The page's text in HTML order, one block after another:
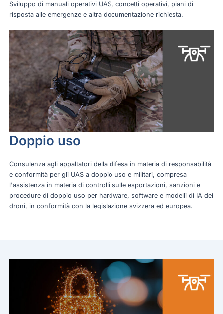
Sviluppo di manuali operativi UAS, concetti operativi, piani di
risposta alle emergenze e altra documentazione richiesta.
Doppio uso
Consulenza agli appaltatori della difesa in materia di responsabilità
e conformità per gli UAS a doppio uso e militari, compresa
l'assistenza in materia di controlli sulle esportazioni, sanzioni e
procedure di doppio uso per hardware, software e modelli di IA dei
droni, in conformità con la legislazione svizzera ed europea.